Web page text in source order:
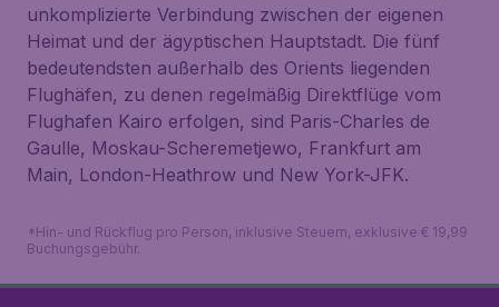
unkomplizierte Verbindung zwischen der eigenen
Heimat und der ägyptischen Hauptstadt. Die fünf
bedeutendsten außerhalb des Orients liegenden
Flughäfen, zu denen regelmäßig Direktflüge vom
Flughafen Kairo erfolgen, sind Paris-Charles de
Gaulle, Moskau-Scheremetjewo, Frankfurt am
Main, London-Heathrow und New York-JFK.
*Hin- und Rückflug pro Person, inklusive Steuern, exklusive € 19,99
Buchungsgebühr.